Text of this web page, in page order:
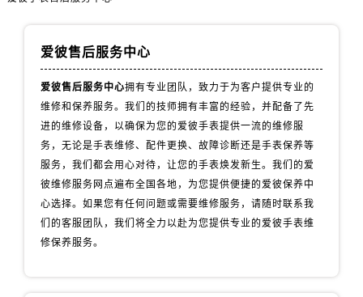
内蒙古自治区阿拉善盟市左旗土尔扈特大街爱彼售后服务中心（需提前预约）
山西省大同市平城区迎宾街爱彼售后服务中心（需提前预约）
爱彼售后服务中心
爱彼售后服务中心拥有专业团队，致力于为客户提供专业的
维修和保养服务。我们的技师拥有丰富的经验，并配备了先
进的维修设备，以确保为您的爱彼手表提供一流的维修服
务，无论是手表维修、配件更换、故障诊断还是手表保养等
服务，我们都会用心对待，让您的手表焕发新生。我们的爱
彼维修服务网点遍布全国各地，为您提供便捷的爱彼保养中
心选择。如果您有任何问题或需要维修服务，请随时联系我
们的客服团队，我们将全力以赴为您提供专业的爱彼手表维
修保养服务。